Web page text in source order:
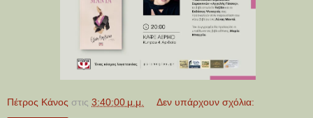
Πέτρος Κάνος στις 3:40:00 μ.μ. Δεν υπάρχουν σχόλια: